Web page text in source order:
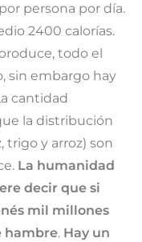
persona por día.
2400 calorías.
todo el
sin embargo hay
cantidad
la distribución
trigo y arroz) son
La humanidad
decir que si
mil millones
hambre. Hay un